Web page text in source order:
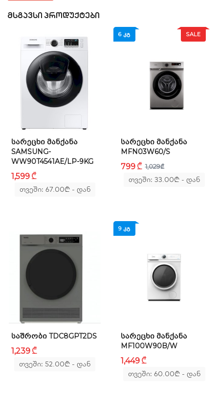
აკეცვა
ᲛᲡᲒᲐᲕᲡᲘ ᲞᲠᲝᲓᲣᲥᲢᲔᲑᲘ
ᲡᲐᲠᲔᲪᲮᲘ ᲛᲐᲜᲥᲐᲜᲐ
SAMSUNG-
WW90T4541AE/LP-9KG
1,599 ₾
თვეში: 67.00₾- დან
SALE
6 ᲙᲒ
ᲡᲐᲠᲔᲪᲮᲘ ᲛᲐᲜᲥᲐᲜᲐ
MFN03W60/S
799 ₾ 1,029₾
თვეში: 33.00₾ - დან
ᲡᲐᲨᲠᲝᲑᲘ TDC8GPT2DS
1,239 ₾
თვეში: 52.00₾ - დან
9 ᲙᲒ
ᲡᲐᲠᲔᲪᲮᲘ ᲛᲐᲜᲥᲐᲜᲐ
MF100W90B/W
1,449 ₾
თვეში: 60.00₾ - დან